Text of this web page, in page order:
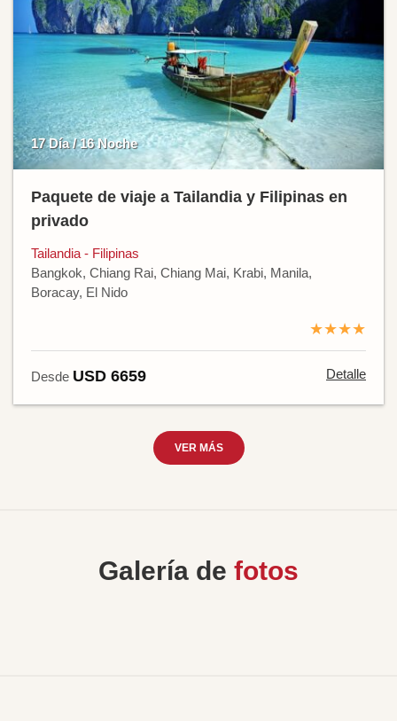
17 Día / 16 Noche
Paquete de viaje a Tailandia y Filipinas en
privado
Tailandia - Filipinas
Bangkok, Chiang Rai, Chiang Mai, Krabi, Manila,
Boracay, El Nido
★★★★
Desde USD 6659 Detalle
VER MÁS
Galería de fotos